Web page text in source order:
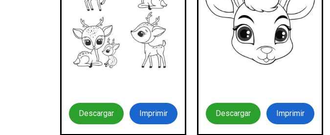
Descargar Imprimir Descargar Imprimir